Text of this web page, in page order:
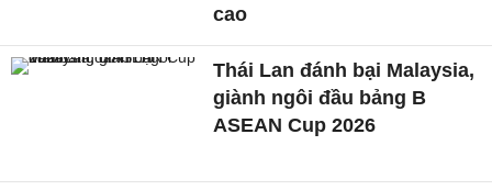
cao
Thái Lan đánh bại Malaysia,
giành ngôi đầu bảng B
ASEAN Cup 2026